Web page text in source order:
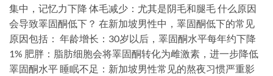
集中，记忆力下降 体毛减少：尤其是阴毛和腿毛 什么原因
会导致睪固酮低下？ 在新加坡男性中，睪固酮低下的常见
原因包括： 年龄增长：30岁以后，睪固酮水平每年约下降
1% 肥胖：脂肪细胞会将睪固酮转化为雌激素，进一步降低
睪固酮水平 睡眠不足：新加坡男性常见的熬夜习惯严重影